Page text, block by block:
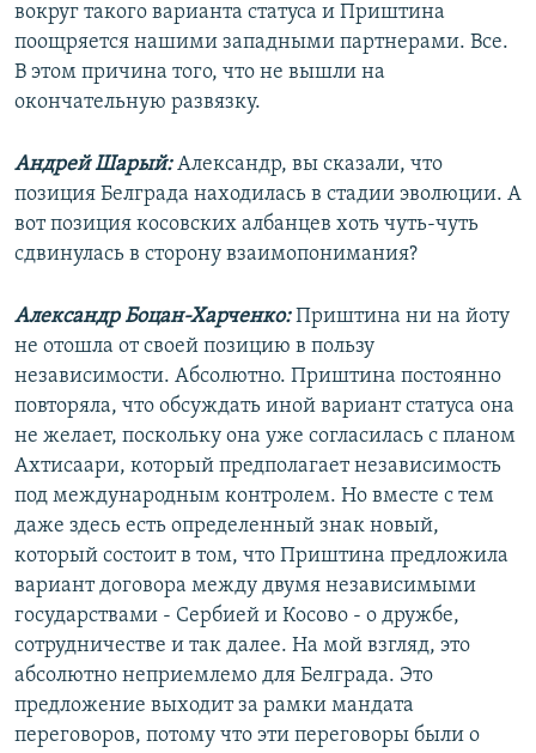
вокруг такого варианта статуса и Приштина
поощряется нашими западными партнерами. Все.
В этом причина того, что не вышли на
окончательную развязку.
Андрей Шарый:Александр, вы сказали, что
позиция Белграда находилась в стадии эволюции. А
вот позиция косовских албанцев хоть чуть-чуть
сдвинулась в сторону взаимопонимания?
Александр Боцан-Харченко:Приштина ни на йоту
не отошла от своей позицию в пользу
независимости. Абсолютно. Приштина постоянно
повторяла, что обсуждать иной вариант статуса она
не желает, поскольку она уже согласилась с планом
Ахтисаари, который предполагает независимость
под международным контролем. Но вместе с тем
даже здесь есть определенный знак новый,
который состоит в том, что Приштина предложила
вариант договора между двумя независимыми
государствами - Сербией и Косово - о дружбе,
сотрудничестве и так далее. На мой взгляд, это
абсолютно неприемлемо для Белграда. Это
предложение выходит за рамки мандата
переговоров, потому что эти переговоры были о